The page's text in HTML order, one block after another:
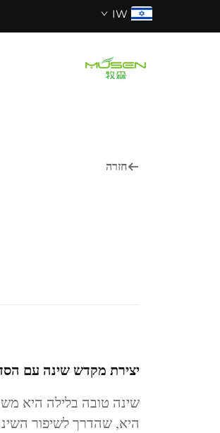
IW
חזרה
יצירת מקדש שינה עם
שינה טובה בלילה היא
היא, שהדרך לשיפור